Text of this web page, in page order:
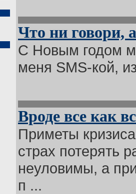
Что ни говори,
С Новым годом
меня SMS-кой,
Вроде все как
Приметы
страх потерять
неуловимы, а
п ...